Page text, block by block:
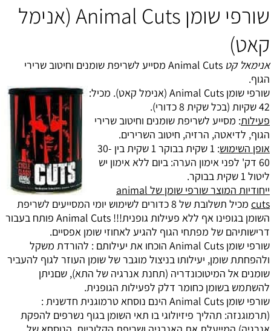
שורפי שומן Animal Cuts (אנימל
קאט)
אנימאל קט
Animal Cuts מסייע לשריפת שומנים וחיטוב שרירי
הגוף.
שורפי שומן Animal Cuts (אנימל קאט).
מכיל:
42 שקיות (בכל שקית 8 כדורי).
פעילות: מסייע לשריפת שומנים וחיטוב שרירי
הגוף, לדיאטה, הרזיה, חיטוב השרירים.
אופן השימוש
: 1 שקית בבוקר 1 שקית בין 30-
60 דק' לפני אימון הערה: ביום ללא אימון יש
ליטול 1 שקית בבוקר.
ייחודיות המוצר שורפי שומן של animal
cuts
מכיל תשלובת של 8 כדורים לשימוש יומי המסייעים לשריפת
השומן בגופינו אף ללא פעילות גופנית!!! Animal Cuts פותח בעבור
דרישותיהם של מפתחי הגוף להגיע לאחוזי שומן אפסיים.
שורפי שומן Animal Cuts הוכחו את יעילותם : להורדת משקל
ולהפחתת שומן, יעילותו בניצול מוגבר של שומן העוזר לגוף להעביר
שומנים אל המיטוכונדריה (תחנת אנרגיה של התא), שםניתן
להשתמש בשומן כחומר דלק לפעילות הגופנית.
שורפי שומן Animal Cuts הינם נוסחא טרמוגנית חדשנית :
(תרמוגנזה: תהליך פיזיולוגי בו תאי השומן בגוף נשרפים להפקת